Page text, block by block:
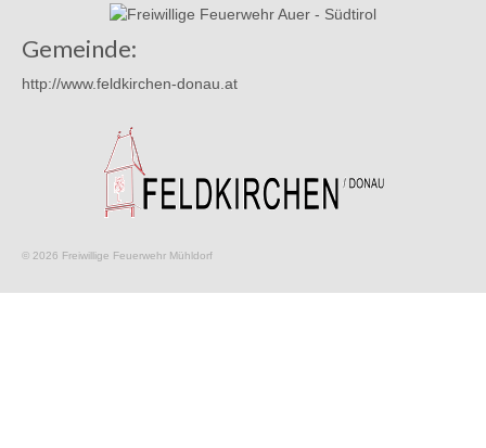
Gemeinde:
http://www.feldkirchen-donau.at
© 2026 Freiwillige Feuerwehr Mühldorf